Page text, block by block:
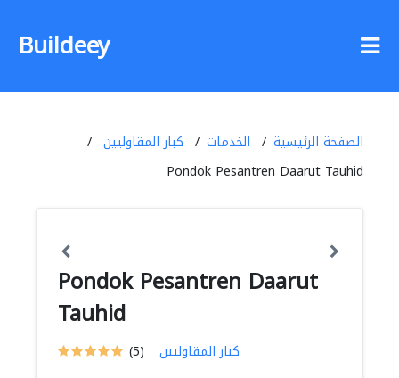
Buildeey
الصفحة الرئيسية الخدمات
كبار المقاوليين
Pondok Pesantren Daarut Tauhid
Pondok Pesantren Daarut
Tauhid
(5) كبار المقاوليين